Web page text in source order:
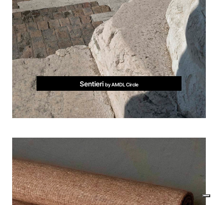
Sentieri by AMDL Circle